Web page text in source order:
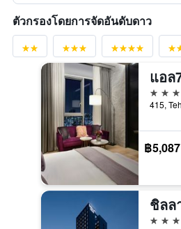
ตัวกรองโดยการจัดอันดับดาว
4 ดาว
฿5,087
4 ดาว